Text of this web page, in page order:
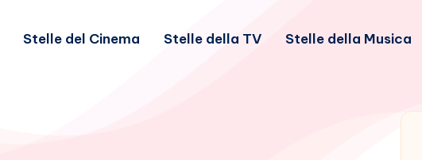
Stelle del Cinema Stelle della TV Stelle della Musica